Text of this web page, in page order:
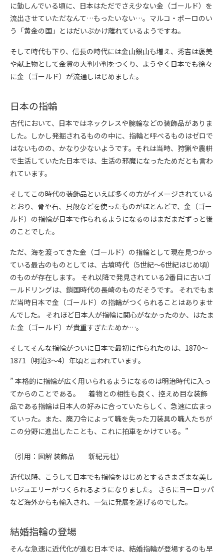
に勤しんでいる頃に、日本はただでさえ少ない金（ゴールド）を
流出させていただなんて…もったいない…。マルコ・ポーロのい
う「黄金の国」とはだいぶかけ離れているようですね。
そして時代も下り、信長の時代には金山銀山も増え、秀吉は褒美
や献上物として金貨の大判小判をつくり、ようやく日本でも徐々
に金（ゴールド）が流通しはじめました。
日本の指輪
古代において、日本ではネックレスや腕輪などの装飾品がありま
した。しかし発掘されるものの中に、指輪と呼べるものはゼロで
はないものの、かなり少ないようです。それは当時、狩猟や農耕
で生活していたた日本では、生活の邪魔になったためだとも言わ
れています。
そしてこの時代の装飾品といえば多くの方がイメージされている
とおり、骨や石、貝殻などを使ったものがほとんどで、金（ゴー
ルド）の指輪が日本で作られるようになるのはまだまだずっと後
のことでした。
ただ、海を渡ってきた金（ゴールド）の指輪として現在見つかっ
ている最古のものとしては、古墳時代（5世紀～6世紀はじめ頃）
のものが存在します。 それ以降で発見されている2番目に古いゴ
ールドリングは、鎖国時代の長崎のものだそうです。 それでもま
だ当時日本で金（ゴールド）の指輪がつくられることはありませ
んでした。 それほど日本人が指輪に関心がなかったのか、はたま
た金（ゴールド）が貴重すぎたためか…。
そしてそんな指輪がついに日本で最初に作られたのは、1870～
1871（明治3～4）年頃と言われています。
” 本格的に指輪が広く用いられるようになるのは明治時代に入っ
てからのことである。 着物との相性も良く、控えめ目な装飾
品である指輪は日本人の好みに合っていたらしく、急速に広まっ
ていった。また、廃刀令によって職を失った刀装具の職人たちが
この分野に進出したことも、これに拍車をかけている。”
（引用：図解 装飾品 新紀元社）
近代以降、こうして日本でも指輪をはじめとするさまざまな美し
いジュエリーがつくられるようになりました。 さらにヨーロッパ
など海外からも輸入され、一気に発展を遂げるのでした。
結婚指輪の登場
そんな急速に近代化が進む日本では、結婚指輪が登場するのも早